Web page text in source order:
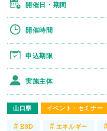
山口県 イベント・セミナー
開催日・期間
開催時間
申込期限
実施主体
#ESD # エネルギー